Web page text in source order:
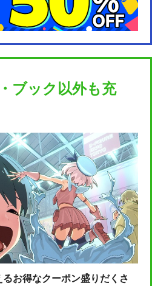
ブック以外も充
お得なクーポン盛りだくさ